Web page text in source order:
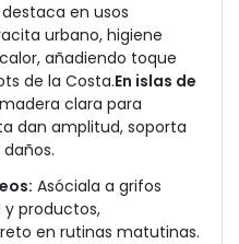
en usos
urbano, higiene
añadiendo toque
de la Costa.En islas de
clara para
dan amplitud, soporta
Asóciala a grifos
y productos,
en rutinas matutinas.